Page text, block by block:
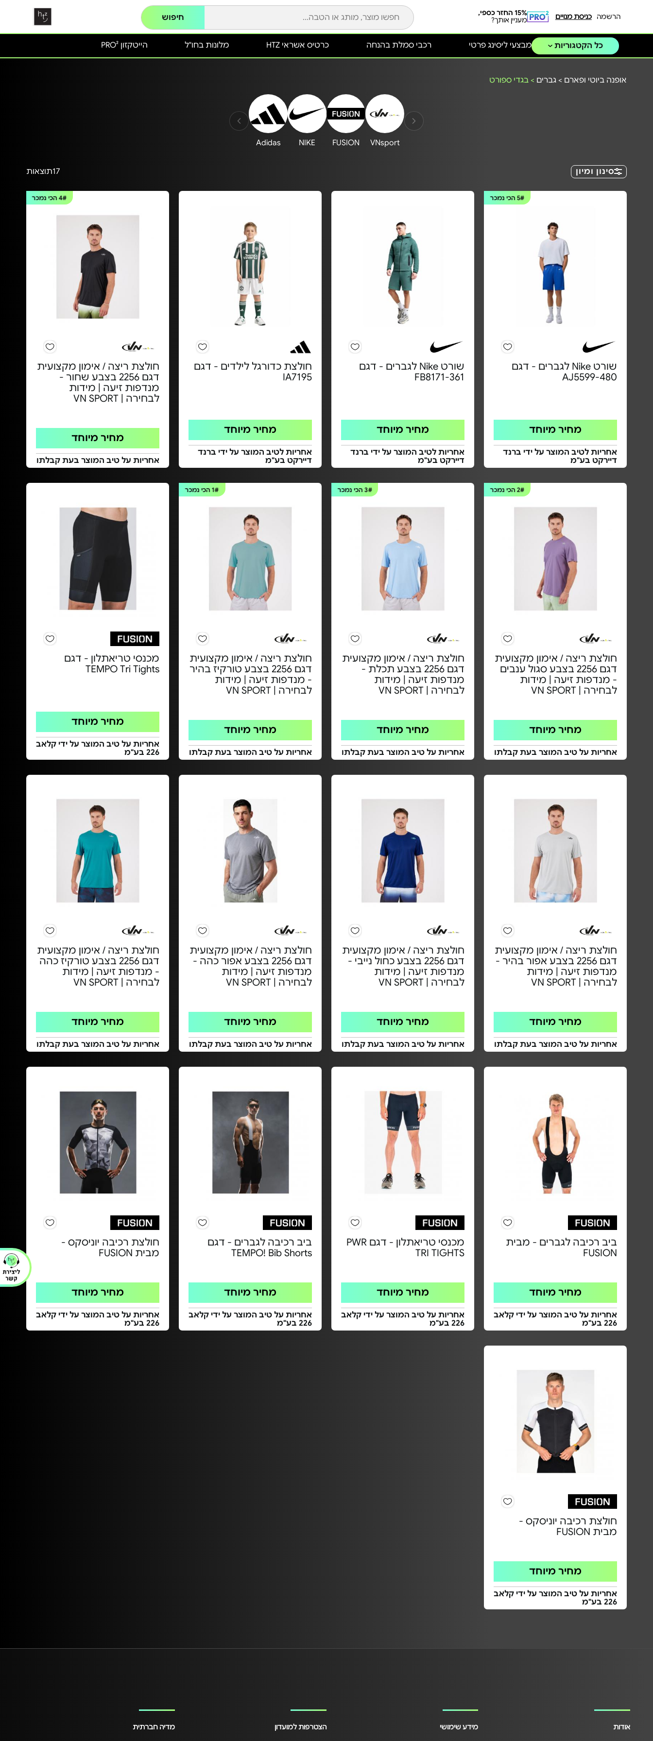
הרשמה כניסת מנויים
15% החזר כספי,
מעניין אותך?
חיפוש
כל הקטגוריות הייטקזון PRO² מלונות בחו"ל כרטיס אשראי HTZ מבצעי ליסינג פרטי רכבי סמלת בהנחה
אופנה ביוטי ופארם > גברים > בגדי ספורט
VNsport
FUSION
NIKE
Adidas
סינון ומיון 17תוצאות
5#הכי נמכר
שורט Nike לגברים - דגם
AJ5599-480
מחיר מיוחד
אחריות לטיב המוצר על ידי ברנד
דיירקט בע"מ
שורט Nike לגברים - דגם
FB8171-361
מחיר מיוחד
אחריות לטיב המוצר על ידי ברנד
דיירקט בע"מ
חולצת כדורגל לילדים - דגם
IA7195
מחיר מיוחד
אחריות לטיב המוצר על ידי ברנד
דיירקט בע"מ
4#הכי נמכר
חולצת ריצה / אימון מקצועית
דגם 2256 בצבע שחור -
מנדפות זיעה | מידות
לבחירה | VN SPORT
מחיר מיוחד
אחריות על טיב המוצר בעת קבלתו
2#הכי נמכר
חולצת ריצה / אימון מקצועית
דגם 2256 בצבע סגול ענבים
- מנדפות זיעה | מידות
לבחירה | VN SPORT
מחיר מיוחד
אחריות על טיב המוצר בעת קבלתו
3#הכי נמכר
חולצת ריצה / אימון מקצועית
דגם 2256 בצבע תכלת -
מנדפות זיעה | מידות
לבחירה | VN SPORT
מחיר מיוחד
אחריות על טיב המוצר בעת קבלתו
1#הכי נמכר
חולצת ריצה / אימון מקצועית
דגם 2256 בצבע טורקיז בהיר
- מנדפות זיעה | מידות
לבחירה | VN SPORT
מחיר מיוחד
אחריות על טיב המוצר בעת קבלתו
מכנסי טריאתלון - דגם
TEMPO Tri Tights
מחיר מיוחד
אחריות על טיב המוצר על ידי קלאב
226 בע"מ
חולצת ריצה / אימון מקצועית
דגם 2256 בצבע אפור בהיר -
מנדפות זיעה | מידות
לבחירה | VN SPORT
מחיר מיוחד
אחריות על טיב המוצר בעת קבלתו
חולצת ריצה / אימון מקצועית
דגם 2256 בצבע כחול נייבי -
מנדפות זיעה | מידות
לבחירה | VN SPORT
מחיר מיוחד
אחריות על טיב המוצר בעת קבלתו
חולצת ריצה / אימון מקצועית
דגם 2256 בצבע אפור כהה -
מנדפות זיעה | מידות
לבחירה | VN SPORT
מחיר מיוחד
אחריות על טיב המוצר בעת קבלתו
חולצת ריצה / אימון מקצועית
דגם 2256 בצבע טורקיז כהה
- מנדפות זיעה | מידות
לבחירה | VN SPORT
מחיר מיוחד
אחריות על טיב המוצר בעת קבלתו
ביב רכיבה לגברים - מבית
FUSION
מחיר מיוחד
אחריות על טיב המוצר על ידי קלאב
226 בע"מ
מכנסי טריאתלון - דגם PWR
TRI TIGHTS
מחיר מיוחד
אחריות על טיב המוצר על ידי קלאב
226 בע"מ
ביב רכיבה לגברים - דגם
TEMPO! Bib Shorts
מחיר מיוחד
אחריות על טיב המוצר על ידי קלאב
226 בע"מ
חולצת רכיבה יוניסקס -
מבית FUSION
מחיר מיוחד
אחריות על טיב המוצר על ידי קלאב
226 בע"מ
חולצת רכיבה יוניסקס -
מבית FUSION
מחיר מיוחד
אחריות על טיב המוצר על ידי קלאב
226 בע"מ
אודות מידע שימושי הצטרפות למועדון מדיה חברתית